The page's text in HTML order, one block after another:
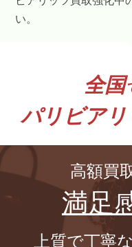
い。
全国
パリビア
高額買
満足
上質で丁寧